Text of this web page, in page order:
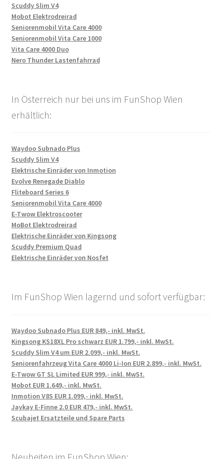
Scuddy Slim V4
Mobot Elektrodreirad
Seniorenmobil Vita Care 4000
Seniorenmobil Vita Care 1000
Vita Care 4000 Duo
Nero Thunder Lastenfahrrad
In Österreich nur bei uns im FunShop Wien
erhältlich:
Waydoo Subnado Plus
Scuddy Slim V4
Elektrische Einräder von Inmotion
Evolve Renegade Diablo
Fliteboard Series 6
Seniorenmobil Vita Care 4000
E-Twow Elektroscooter
MoBot Elektrodreirad
Elektrische Einräder von Kingsong
Scuddy Premium Quad
Elektrische Einräder von Nosfet
Im FunShop Wien lagernd und sofort verfügbar:
Waydoo Subnado Plus EUR 849,- inkl. MwSt.
Kingsong KS18XL Pro schwarz EUR 1.799,- inkl. MwSt.
Scuddy Slim V4 um EUR 2.099,- inkl. MwSt.
Seniorenfahrzeug Vita Care 4000 Li-Ion EUR 2.899,- inkl. MwSt.
E-Twow GT SL Limited EUR 999,- inkl. MwSt.
Mobot EUR 1.649,- inkl. MwSt.
Inmotion V8S EUR 1.099,- inkl. MwSt.
Jaykay E-Finne 2.0 EUR 479,- inkl. MwSt.
Scubajet Ersatzteile und Spare Parts
Neuheiten im FunShop Wien: